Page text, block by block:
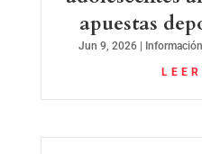
apuestas
Jun 9, 2026|